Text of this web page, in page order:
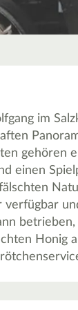
im
gehören
einen
verfügbar
Honig